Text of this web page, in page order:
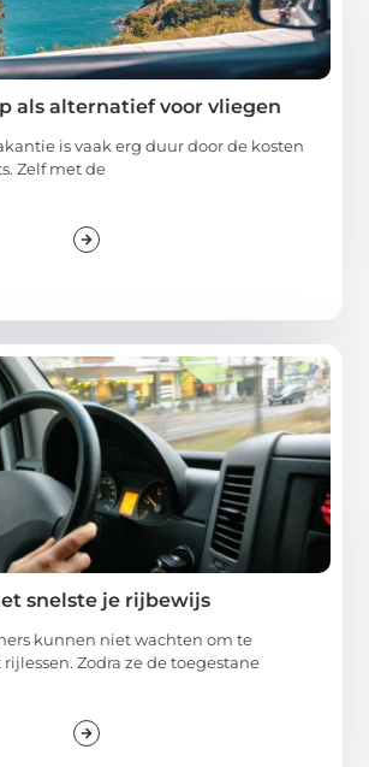
als alternatief voor vliegen
is vaak erg duur door de kosten
Zelf met de
snelste je rijbewijs
kunnen niet wachten om te
Zodra ze de toegestane